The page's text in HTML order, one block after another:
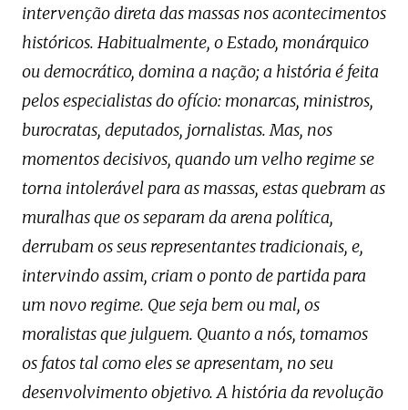
intervenção direta das massas nos acontecimentos
históricos. Habitualmente, o Estado, monárquico
ou democrático, domina a nação; a história é feita
pelos especialistas do ofício: monarcas, ministros,
burocratas, deputados, jornalistas. Mas, nos
momentos decisivos, quando um velho regime se
torna intolerável para as massas, estas quebram as
muralhas que os separam da arena política,
derrubam os seus representantes tradicionais, e,
intervindo assim, criam o ponto de partida para
um novo regime. Que seja bem ou mal, os
moralistas que julguem. Quanto a nós, tomamos
os fatos tal como eles se apresentam, no seu
desenvolvimento objetivo. A história da revolução